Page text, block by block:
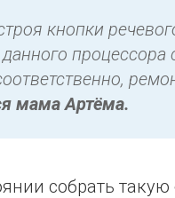
кнопки
процессора
мама Артёма.
собрать